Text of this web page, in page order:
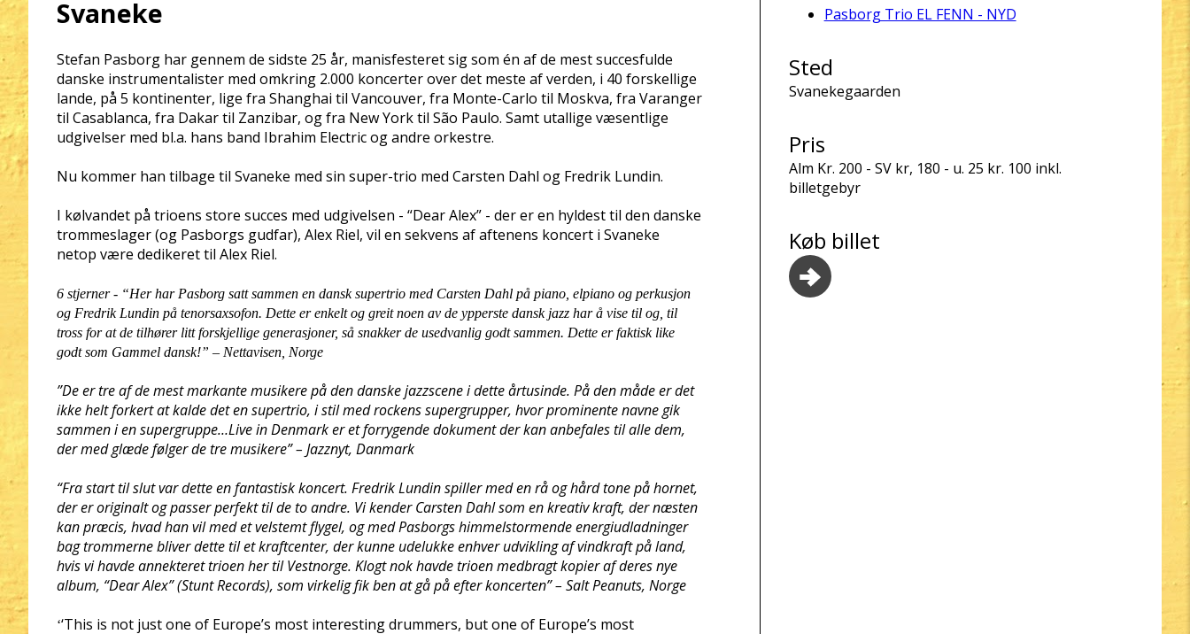
Svaneke
Stefan Pasborg har gennem de sidste 25 år, manisfesteret sig som én af de mest succesfulde
danske instrumentalister med omkring 2.000 koncerter over det meste af verden, i 40 forskellige
lande, på 5 kontinenter, lige fra Shanghai til Vancouver, fra Monte-Carlo til Moskva, fra Varanger
til Casablanca, fra Dakar til Zanzibar, og fra New York til São Paulo. Samt utallige væsentlige
udgivelser med bl.a. hans band Ibrahim Electric og andre orkestre.
Nu kommer han tilbage til Svaneke med sin super-trio med Carsten Dahl og Fredrik Lundin.
I kølvandet på trioens store succes med udgivelsen - “Dear Alex” - der er en hyldest til den danske
trommeslager (og Pasborgs gudfar), Alex Riel, vil en sekvens af aftenens koncert i Svaneke
netop være dedikeret til Alex Riel.
6 stjerner - “Her har Pasborg satt sammen en dansk supertrio med Carsten Dahl på piano, elpiano og perkusjon
og Fredrik Lundin på tenorsaxsofon. Dette er enkelt og greit noen av de ypperste dansk jazz har å vise til og, til
tross for at de tilhører litt forskjellige generasjoner, så snakker de usedvanlig godt sammen. Dette er faktisk like
godt som Gammel dansk!” – Nettavisen, Norge
”De er tre af de mest markante musikere på den danske jazzscene i dette årtusinde. På den måde er det
ikke helt forkert at kalde det en supertrio, i stil med rockens supergrupper, hvor prominente navne gik
sammen i en supergruppe…Live in Denmark er et forrygende dokument der kan anbefales til alle dem,
der med glæde følger de tre musikere” – Jazznyt, Danmark
“Fra start til slut var dette en fantastisk koncert. Fredrik Lundin spiller med en rå og hård tone på hornet,
der er originalt og passer perfekt til de to andre. Vi kender Carsten Dahl som en kreativ kraft, der næsten
kan præcis, hvad han vil med et velstemt flygel, og med Pasborgs himmelstormende energiudladninger
bag trommerne bliver dette til et kraftcenter, der kunne udelukke enhver udvikling af vindkraft på land,
hvis vi havde annekteret trioen her til Vestnorge. Klogt nok havde trioen medbragt kopier af deres nye
album, “Dear Alex” (Stunt Records), som virkelig fik ben at gå på efter koncerten” – Salt Peanuts, Norge
‘‘This is not just one of Europe’s most interesting drummers, but one of Europe’s most
Pasborg Trio EL FENN - NYD
Sted
Svanekegaarden
Pris
Alm Kr. 200 - SV kr, 180 - u. 25 kr. 100 inkl.
billetgebyr
Køb billet